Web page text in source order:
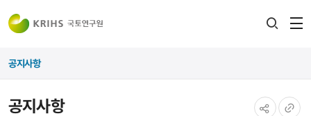
공지사항
공지사항